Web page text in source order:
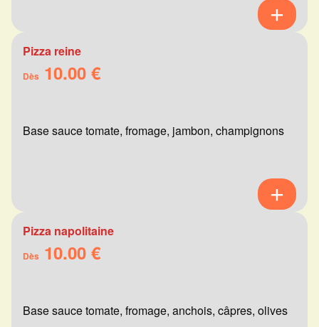
Pizza reine
Dès 10.00 €
Base sauce tomate, fromage, jambon, champignons
Pizza napolitaine
Dès 10.00 €
Base sauce tomate, fromage, anchois, câpres, olives